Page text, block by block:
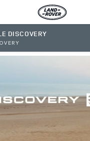
DISCOVERY